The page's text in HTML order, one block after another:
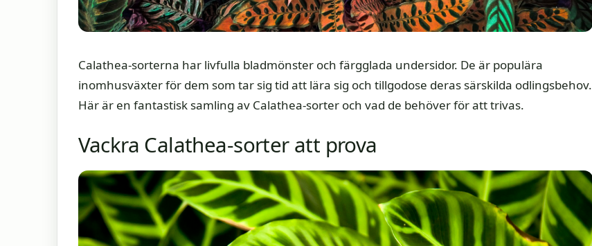
Calathea-sorterna har livfulla bladmönster och färgglada undersidor. De är populära
inomhusväxter för dem som tar sig tid att lära sig och tillgodose deras särskilda odlingsbehov.
Här är en fantastisk samling av Calathea-sorter och vad de behöver för att trivas.
Vackra Calathea-sorter att prova